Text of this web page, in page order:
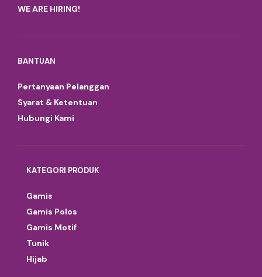
WE ARE HIRING!
BANTUAN
Pertanyaan Pelanggan
Syarat & Ketentuan
Hubungi Kami
KATEGORI PRODUK
Gamis
Gamis Polos
Gamis Motif
Tunik
Hijab